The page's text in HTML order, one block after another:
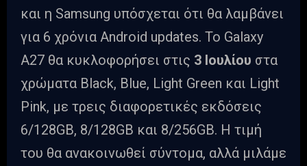
και η Samsung υπόσχεται ότι θα λαμβάνει
για 6 χρόνια Android updates. Το Galaxy
A27 θα κυκλοφορήσει στις 3 Ιουλίου στα
χρώματα Black, Blue, Light Green και Light
Pink, με τρεις διαφορετικές εκδόσεις
6/128GB, 8/128GB και 8/256GB. Η τιμή
του θα ανακοινωθεί σύντομα, αλλά μιλάμε